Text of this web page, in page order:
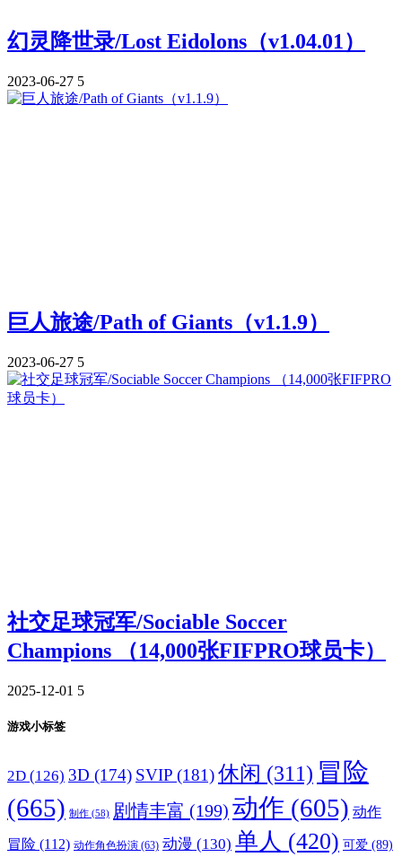
幻灵降世录/Lost Eidolons（v1.04.01）
2023-06-27 5
巨人旅途/Path of Giants（v1.1.9）
2023-06-27 5
社交足球冠军/Sociable Soccer
Champions （14,000张FIFPRO球员卡）
2025-12-01 5
游戏小标签
2D (126) 3D (174) SVIP (181)休闲 (311) 冒险
(665) 制作 (58) 剧情丰富 (199) 动作 (605) 动作
冒险 (112) 动作角色扮演 (63) 动漫 (130) 单人 (420) 可爱 (89)